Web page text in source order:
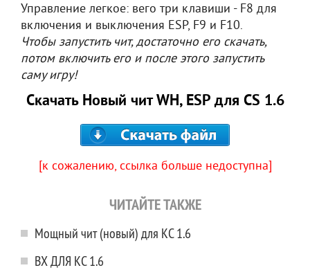
Управление легкое: вего три клавиши - F8 для
включения и выключения ESP, F9 и F10.
Чтобы запустить чит, достаточно его скачать,
потом включить его и после этого запустить
саму игру!
Скачать Новый чит WH, ESP для CS 1.6
[к сожалению, ссылка больше недоступна]
ЧИТАЙТЕ ТАКЖЕ
Мощный чит (новый) для КС 1.6
ВХ ДЛЯ КС 1.6